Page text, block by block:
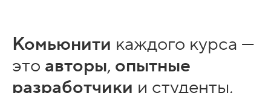
Комьюнити каждого курса —
это авторы, опытные
разработчики и студенты,